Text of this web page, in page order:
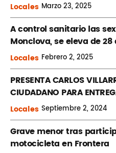
Locales Marzo23, 2025
A control sanitario las
Monclova, se eleva de 28
Locales Febrero2, 2025
PRESENTA CARLOS
CIUDADANO PARA
Locales Septiembre2, 2024
Grave menor tras
motocicleta en Frontera